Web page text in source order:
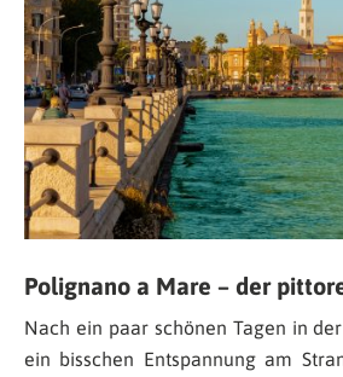
Polignano a Mare – der
Nach ein paar schönen Tagen in
ein bisschen Entspannung am